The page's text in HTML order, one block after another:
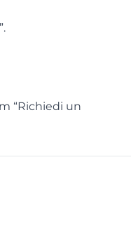
“Richiedi un